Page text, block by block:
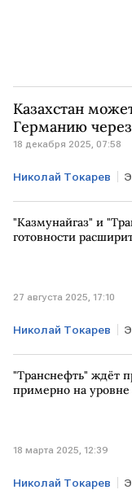
Казахстан
Германию
18 декабря 2025, 07:58
Николай Токарев
ГЕРМАНИЯ
КазТрансОйл
"Казмунайгаз" и
готовности
27 августа 2025, 17:10
Николай Токарев
МОСКВА
"Транснефть" ждёт
примерно на уровне
18 марта 2025, 12:39
Николай Токарев